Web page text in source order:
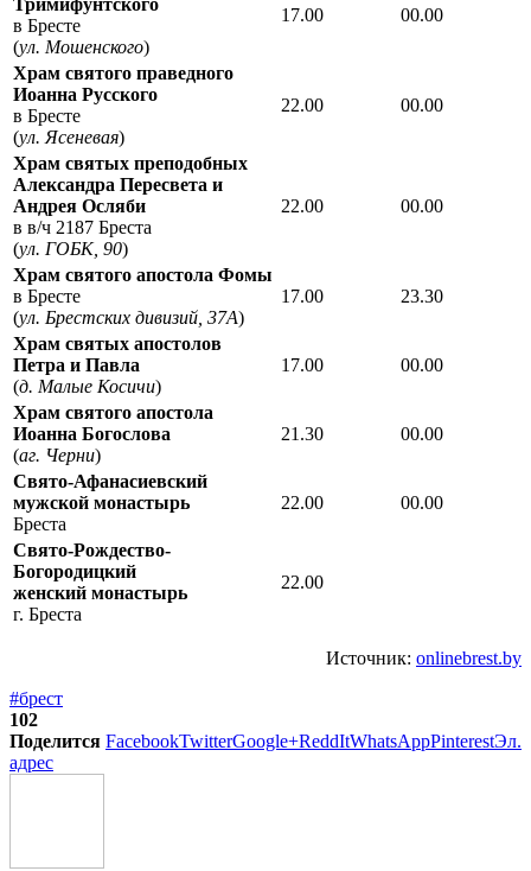
в Бресте
(ул. Мошенского)
17.00 00.00
Храм святого праведного
Иоанна Русского
в Бресте
(ул. Ясеневая)
22.00 00.00
Храм святых преподобных
Александра Пересвета и
Андрея Осляби
в в/ч 2187 Бреста
(ул. ГОБК, 90)
22.00 00.00
Храм святого апостола Фомы
в Бресте
(ул. Брестских дивизий, 37А)
17.00 23.30
Храм святых апостолов
Петра и Павла
(д. Малые Косичи)
17.00 00.00
Храм святого апостола
Иоанна Богослова
(аг. Черни)
21.30 00.00
Свято-Афанасиевский
мужской монастырь
Бреста
22.00 00.00
Свято-Рождество-
Богородицкий
женский монастырь
г. Бреста
22.00
Источник: onlinebrest.by
#брест
102
Поделится FacebookTwitterGoogle+ReddItWhatsAppPinterestЭл.
адрес